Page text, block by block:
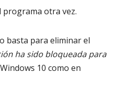
otra vez.
basta para eliminar el
ha sido bloqueada para
10 como en